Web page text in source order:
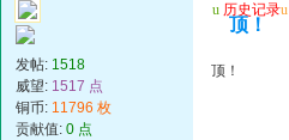
发帖: 1518
威望: 1517 点
铜币: 11796 枚
贡献值: 0 点
u 历史记录u
顶！
顶！